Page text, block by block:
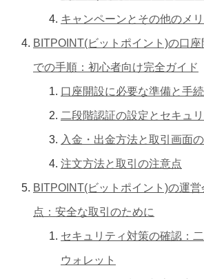
キャンペーンとその他のメ
BITPOINT(ビットポイント)の口
での手順：初心者向け完全ガイド
口座開設に必要な準備と手
二段階認証の設定とセキュ
入金・出金方法と取引画面
注文方法と取引の注意点
BITPOINT(ビットポイント)の運
点：安全な取引のために
セキュリティ対策の確認：
ウォレット